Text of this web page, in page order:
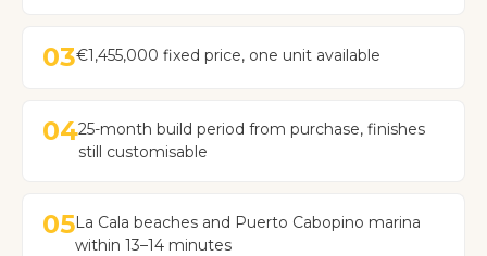
03€1,455,000 fixed price, one unit available
0425-month build period from purchase, finishes
still customisable
05La Cala beaches and Puerto Cabopino marina
within 13–14 minutes